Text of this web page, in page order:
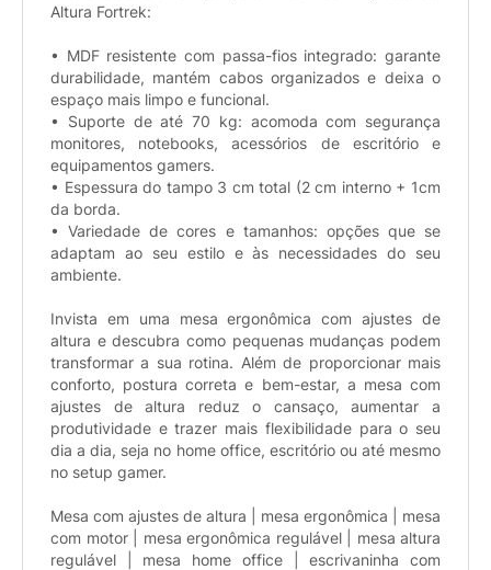
Altura Fortrek:
• MDF resistente com passa-fios integrado: garante
durabilidade, mantém cabos organizados e deixa o
espaço mais limpo e funcional.
• Suporte de até 70 kg: acomoda com segurança
monitores, notebooks, acessórios de escritório e
equipamentos gamers.
• Espessura do tampo 3 cm total (2 cm interno + 1cm
da borda.
• Variedade de cores e tamanhos: opções que se
adaptam ao seu estilo e às necessidades do seu
ambiente.
Invista em uma mesa ergonômica com ajustes de
altura e descubra como pequenas mudanças podem
transformar a sua rotina. Além de proporcionar mais
conforto, postura correta e bem-estar, a mesa com
ajustes de altura reduz o cansaço, aumentar a
produtividade e trazer mais flexibilidade para o seu
dia a dia, seja no home office, escritório ou até mesmo
no setup gamer.
Mesa com ajustes de altura | mesa ergonômica | mesa
com motor | mesa ergonômica regulável | mesa altura
regulável | mesa home office | escrivaninha com